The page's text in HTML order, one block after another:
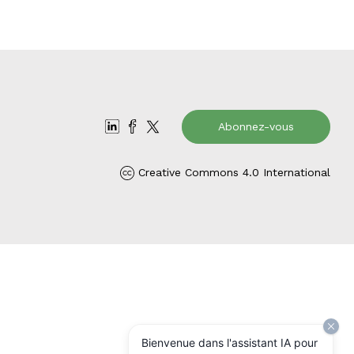
Abonnez-vous
Creative Commons 4.0 International
Bienvenue dans l'assistant IA pour